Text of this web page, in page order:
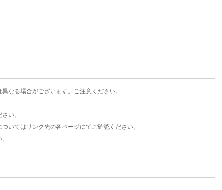
なる場合がございます。ご注意ください。
い。
いてはリンク先の各ページにてご確認ください。